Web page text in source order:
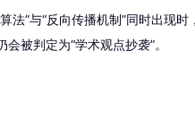
”与“反向传播机制”同时出现时
被判定为“学术观点抄袭”。